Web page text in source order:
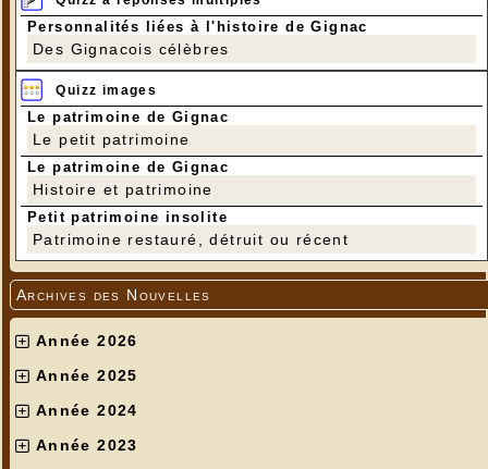
Personnalités liées à l'histoire de Gignac
Des Gignacois célèbres
Quizz images
Le patrimoine de Gignac
Le petit patrimoine
Le patrimoine de Gignac
Histoire et patrimoine
Petit patrimoine insolite
Patrimoine restauré, détruit ou récent
Archives des Nouvelles
Année 2026
Année 2025
Année 2024
Année 2023